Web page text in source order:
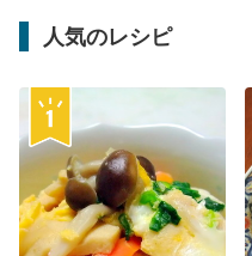
人気のレシピ